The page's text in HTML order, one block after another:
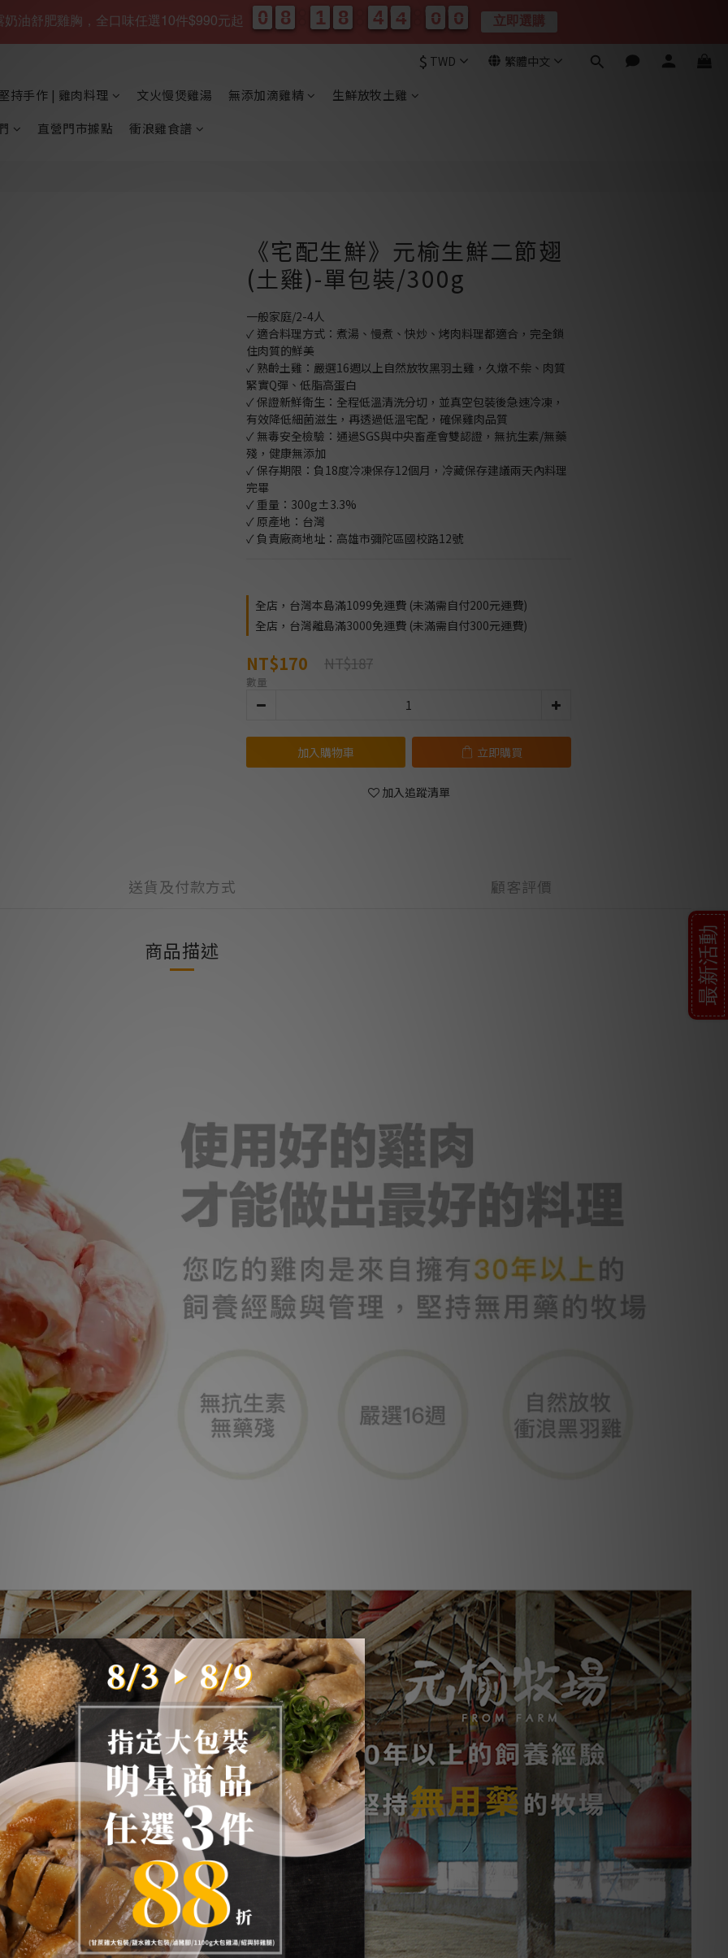
$ TWD 繁體中文
持手作 | 雞肉料理 文火慢煲雞湯 無添加滴雞精
生鮮放牧土雞
直營門市據點 衝浪雞食譜
《宅配生鮮》元榆生鮮二節翅
(土雞)-單包裝/300g
一般家庭/2-4人
✓ 適合料理方式：煮湯、慢煮、快炒、烤肉料理都適合，完全鎖
住肉質的鮮美
✓ 熟齡土雞：嚴選16週以上自然放牧黑羽土雞，久燉不柴、肉質
緊實Q彈、低脂高蛋白
✓ 保證新鮮衛生：全程低溫清洗分切，並真空包裝後急速冷凍，
有效降低細菌滋生，再透過低溫宅配，確保雞肉品質
✓ 無毒安全檢驗：通過SGS與中央畜產會雙認證，無抗生素/無藥
殘，健康無添加
✓ 保存期限：負18度冷凍保存12個月，冷藏保存建議兩天內料理
完畢
✓ 重量：300g±3.3%
✓ 原產地：台灣
✓ 負責廠商地址：高雄市彌陀區國校路12號
全店，台灣本島滿1099免運費 (未滿需自付200元運費)
全店，台灣離島滿3000免運費 (未滿需自付300元運費)
NT$170 NT$187
數量
加入購物車 立即購買
加入追蹤清單
送貨及付款方式 顧客評價
商品描述
立即購買
油舒肥雞胸，全口味任選10件$990元起 0
0
0
0 8
8
8
8 1
1
1
1 8
8
8
8 4
4
4
4 3
3
3
3 5
5
5
5 0
0
7
7
6 立即選購
最新活動